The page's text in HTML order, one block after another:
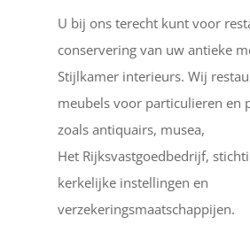
U bij ons terecht kunt voor
conservering van uw antieke
Stijlkamer interieurs. Wij
meubels voor particulieren en
zoals antiquairs, musea,
Het Rijksvastgoedbedrijf,
kerkelijke instellingen en
verzekeringsmaatschappijen.